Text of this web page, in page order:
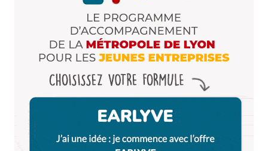
Enregistrer mon nom, mon e-mail et mon site dans le
navigateur pour mon prochain commentaire.